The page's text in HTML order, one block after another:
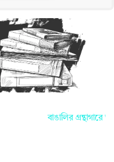
বাঙালির গ্রন্থাগারে